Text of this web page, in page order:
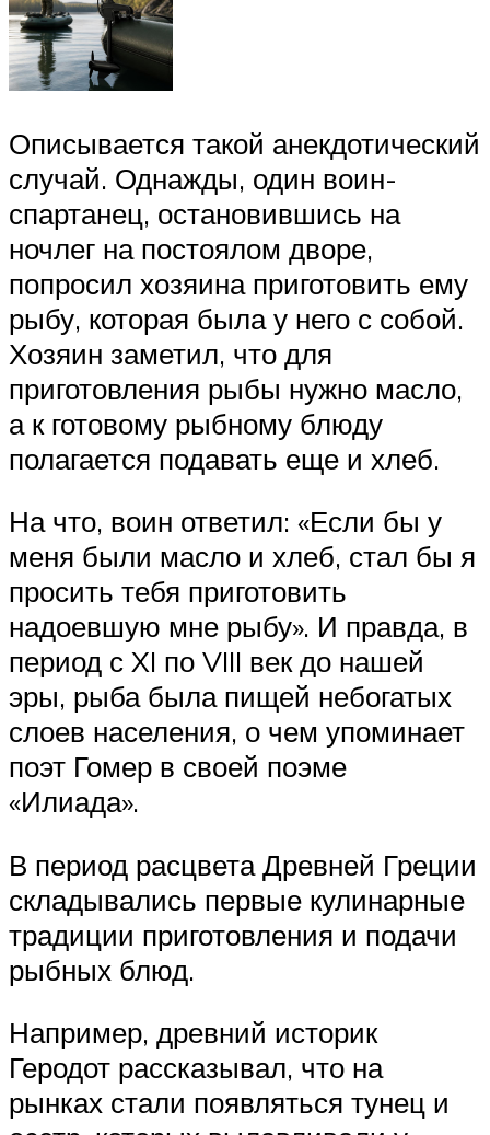
Описывается такой анекдотический
случай. Однажды, один воин-
спартанец, остановившись на
ночлег на постоялом дворе,
попросил хозяина приготовить ему
рыбу, которая была у него с собой.
Хозяин заметил, что для
приготовления рыбы нужно масло,
а к готовому рыбному блюду
полагается подавать еще и хлеб.
На что, воин ответил: «Если бы у
меня были масло и хлеб, стал бы я
просить тебя приготовить
надоевшую мне рыбу». И правда, в
период с XI по VIII век до нашей
эры, рыба была пищей небогатых
слоев населения, о чем упоминает
поэт Гомер в своей поэме
«Илиада».
В период расцвета Древней Греции
складывались первые кулинарные
традиции приготовления и подачи
рыбных блюд.
Например, древний историк
Геродот рассказывал, что на
рынках стали появляться тунец и